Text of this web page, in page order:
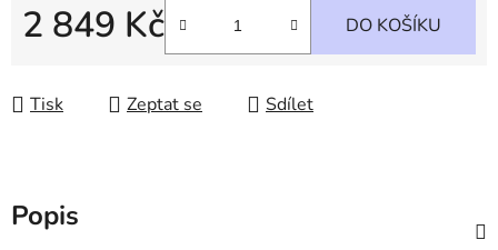
2 849 Kč DO KOŠÍKU
Tisk Zeptat se Sdílet
Popis